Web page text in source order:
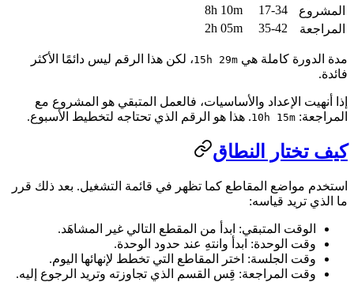
المشروع
17-34
8h 10m
المراجعة
35-42
2h 05m
مدة الدورة كاملة هي 15h 29m، لكن هذا الرقم ليس دائمًا الأكثر
فائدة.
إذا أنهيت الإعداد والأساسيات، فالعمل المتبقي هو المشروع مع
المراجعة: 10h 15m. هذا هو الرقم الذي تحتاجه لتخطيط الأسبوع.
كيف تختار النطاق
استخدم مواضع المقاطع كما تظهر في قائمة التشغيل. بعد ذلك قرر
ما الذي تريد قياسه:
الوقت المتبقي: ابدأ من المقطع التالي غير المشاهَد.
وقت الوحدة: ابدأ وانتهِ عند حدود الوحدة.
وقت الجلسة: اختر المقاطع التي تخطط لإنهائها اليوم.
وقت المراجعة: قِس القسم الذي تجاوزته وتريد الرجوع إليه.